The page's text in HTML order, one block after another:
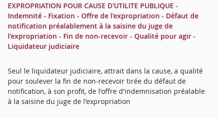
EXPROPRIATION POUR CAUSE D'UTILITE PUBLIQUE -
Indemnité - Fixation - Offre de l'expropriation - Défaut de
notification préalablement à la saisine du juge de
l'expropriation - Fin de non-recevoir - Qualité pour agir -
Liquidateur judiciaire
Seul le liquidateur judiciaire, attrait dans la cause, a qualité
pour soulever la fin de non-recevoir tirée du défaut de
notification, à son profit, de l'offre d'indemnisation préalable
à la saisine du juge de l'expropriation